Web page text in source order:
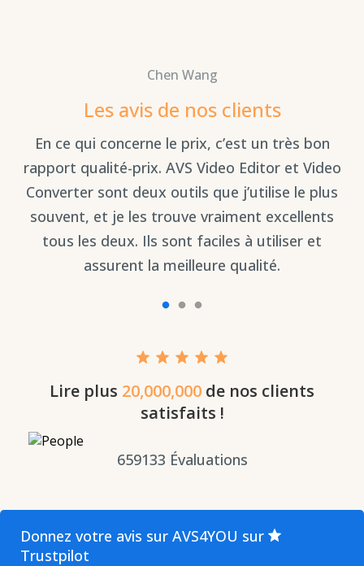
Chen Wang
Les avis de nos clients
En ce qui concerne le prix, c’est un très bon
rapport qualité-prix. AVS Video Editor et Video
Converter sont deux outils que j’utilise le plus
souvent, et je les trouve vraiment excellents
tous les deux. Ils sont faciles à utiliser et
assurent la meilleure qualité.
Lire plus 20,000,000 de nos clients
satisfaits !
659133 Évaluations
Donnez votre avis sur AVS4YOU sur
Trustpilot